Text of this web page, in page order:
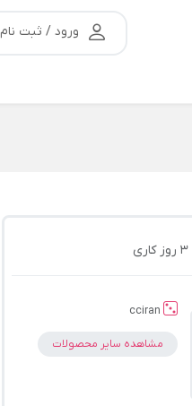
ورود / ثبت نام
cciran
مشاهده سایر محصولات